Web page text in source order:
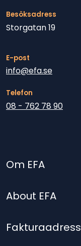
Besöksadress
Storgatan 19
E-post
info@efa.se
Telefon
08 - 762 78 90
Om EFA
About EFA
Fakturaadress